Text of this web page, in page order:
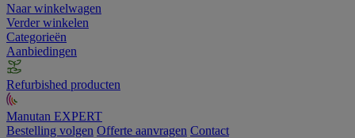
Naar winkelwagen
Verder winkelen
Categorieën
Aanbiedingen
Refurbished producten
Manutan EXPERT
Bestelling volgen Offerte aanvragen Contact